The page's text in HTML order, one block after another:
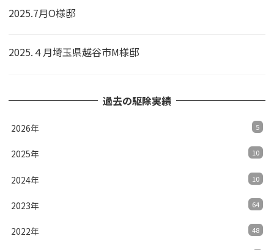
2025.7月O様邸
2025.４月埼玉県越谷市M様邸
過去の駆除実績
2026年 5
2025年 10
2024年 10
2023年 64
2022年 48